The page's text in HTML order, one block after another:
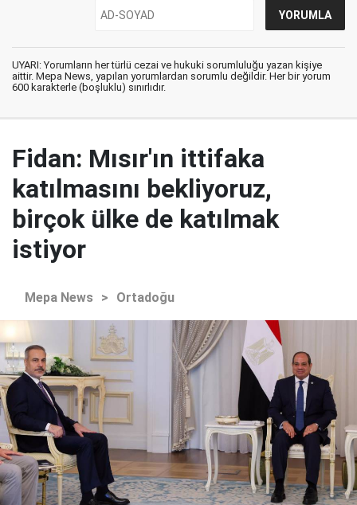
UYARI: Yorumların her türlü cezai ve hukuki sorumluluğu yazan kişiye
aittir. Mepa News, yapılan yorumlardan sorumlu değildir. Her bir yorum
600 karakterle (boşluklu) sınırlıdır.
Fidan: Mısır'ın ittifaka
katılmasını bekliyoruz,
birçok ülke de katılmak
istiyor
Mepa News > Ortadoğu